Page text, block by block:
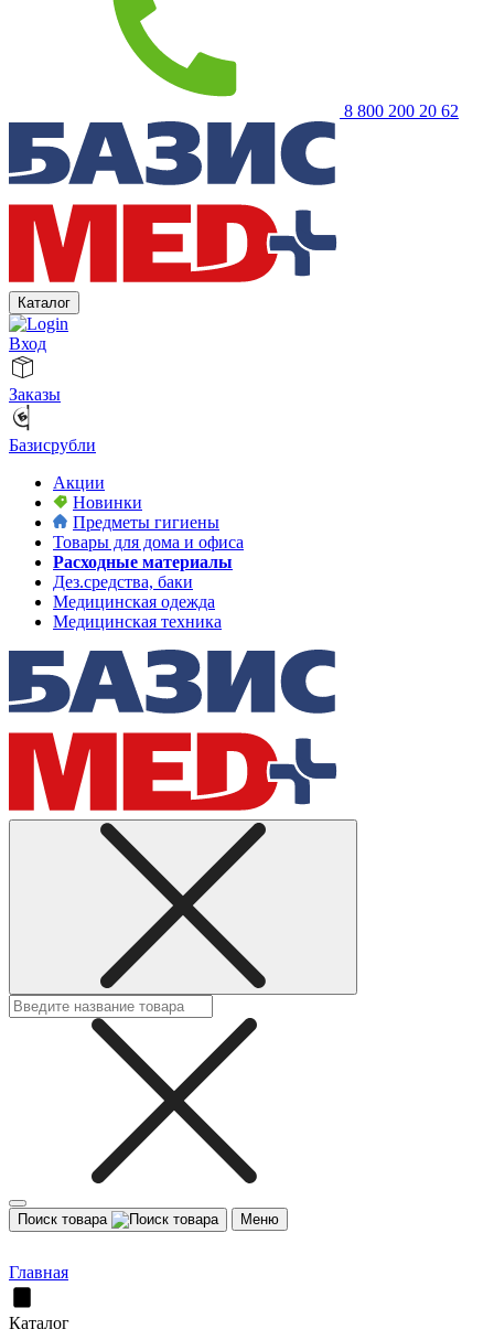
8 800 200 20 62
Каталог
Вход
Заказы
Базисрубли
Акции
Новинки
Предметы гигиены
Товары для дома и офиса
Расходные материалы
Дез.средства, баки
Медицинская одежда
Медицинская техника
Поиск товара Меню
Главная
Каталог